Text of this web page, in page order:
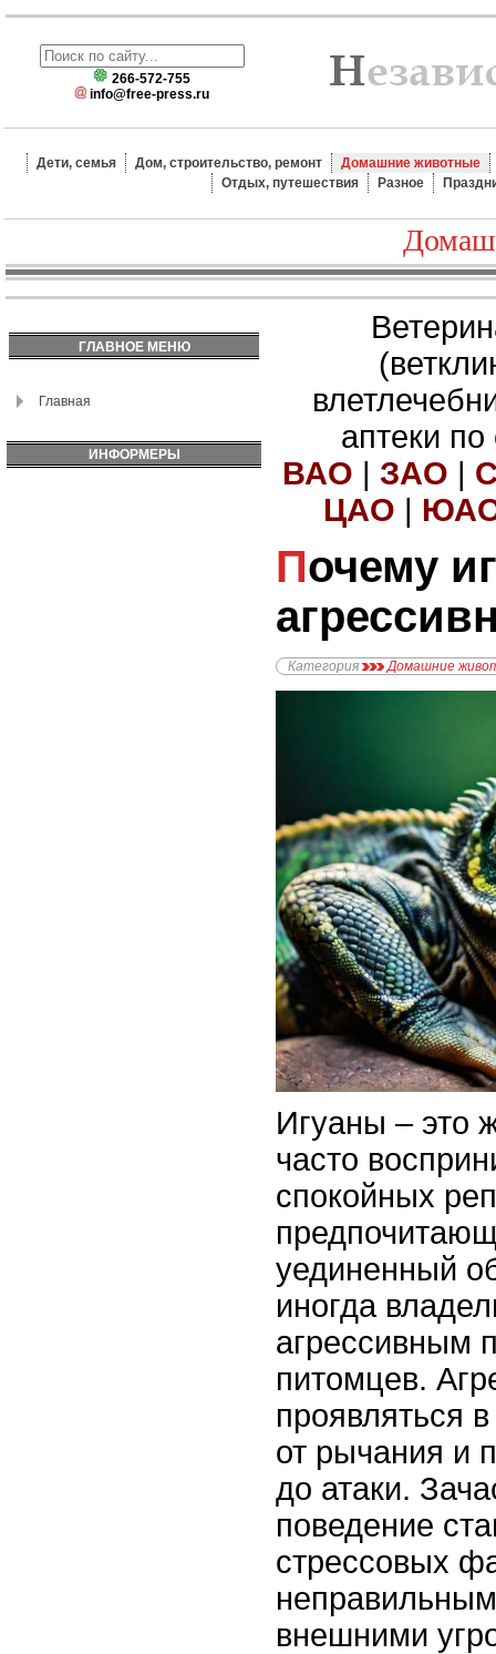
266-572-755
info@free-press.ru
Дети, семья Дом, строительство, ремонт
Домашние животные
Отдых, путешествия
Разное
ГЛАВНОЕ МЕНЮ
Главная
ИНФОРМЕРЫ
аптеки
ВАО | ЗАО |
ЦАО |
Почему игуана стала
Категория Домашние
Игуаны – это
часто
спокойных
уединенный
иногда
агрессивным
питомцев.
проявляться
от рычания и
до атаки.
поведение
стрессовых
внешними